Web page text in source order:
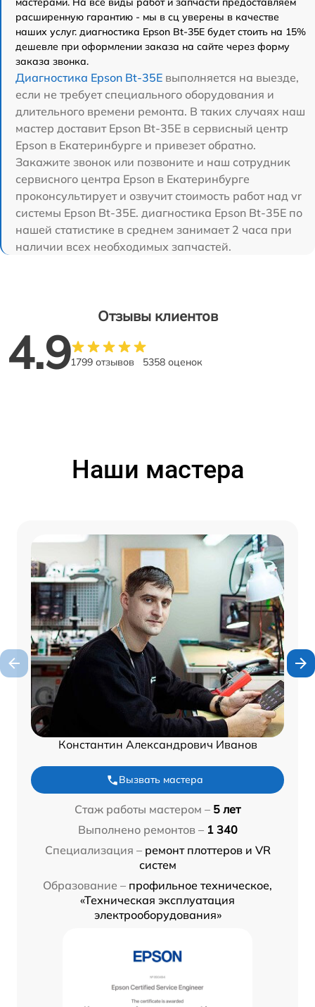
расширенную гарантию - мы в сц уверены в качестве
наших услуг. диагностика Epson Bt-35E будет стоить на 15%
дешевле при оформлении заказа на сайте через форму
заказа звонка.
Диагностика Epson Bt-35E выполняется на выезде,
если не требует специального оборудования и
длительного времени ремонта. В таких случаях наш
мастер доставит Epson Bt-35E в сервисный центр
Epson в Екатеринбурге и привезет обратно.
Закажите звонок или позвоните и наш сотрудник
сервисного центра Epson в Екатеринбурге
проконсультирует и озвучит стоимость работ над vr
системы Epson Bt-35E. диагностика Epson Bt-35E по
нашей статистике в среднем занимает 2 часа при
наличии всех необходимых запчастей.
Отзывы клиентов
4.91799 отзывов 5358 оценок
Наши мастера
Константин Александрович Иванов
Вызвать мастера
Стаж работы мастером – 5 лет
Выполнено ремонтов – 1 340
Специализация – ремонт плоттеров и VR
систем
Образование – профильное техническое,
«Техническая эксплуатация
электрооборудования»